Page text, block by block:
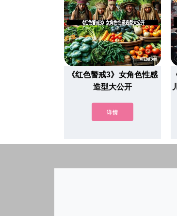
《红色警戒3》女角色性感
造型大公开
详情